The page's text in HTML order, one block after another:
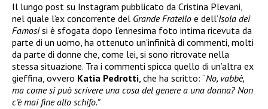
Il lungo post su Instagram pubblicato da Cristina Plevani,
nel quale l’ex concorrente del Grande Fratello e dell’Isola dei
Famosisi è sfogata dopo l’ennesima foto intima ricevuta da
parte di un uomo, ha ottenuto un’infinità di commenti, molti
da parte di donne che, come lei, si sono ritrovate nella
stessa situazione. Tra i commenti spicca quello di un’altra ex
gieffina, ovvero Katia Pedrotti, che ha scritto: “No, vabbè,
ma come si può scrivere una cosa del genere a una donna? Non
c’è mai fine allo schifo.”